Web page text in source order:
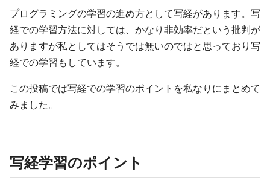
プログラミングの学習の進め方として写経があります。写
経での学習方法に対しては、かなり非効率だという批判が
ありますが私としてはそうでは無いのではと思っており写
経での学習もしています。
この投稿では写経での学習のポイントを私なりにまとめて
みました。
写経学習のポイント